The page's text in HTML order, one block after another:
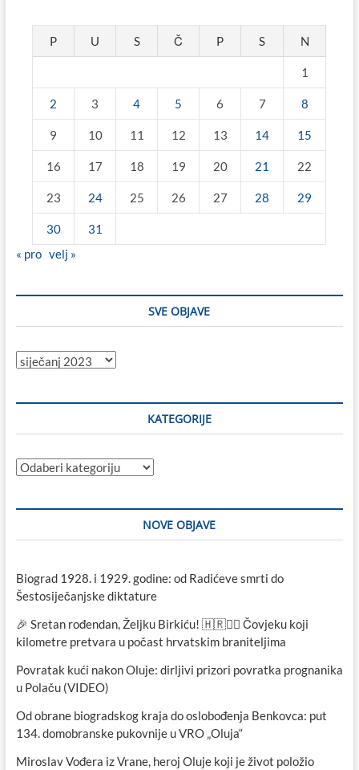
P U S Č P S N
1
2 3 4 5 6 7 8
9 10 11 12 13 14 15
16 17 18 19 20 21 22
23 24 25 26 27 28 29
30
31
« pro velj »
SVE OBJAVE
Sve
KATEGORIJE
Kategorije
NOVE OBJAVE
Biograd 1928. i 1929. godine: od Radićeve smrti do
Šestosiječanjske diktature
🎉 Sretan rođendan, Željku Birkiću! 🇭🇷🏃‍♂️ Čovjeku koji
kilometre pretvara u počast hrvatskim braniteljima
Povratak kući nakon Oluje: dirljivi prizori povratka prognanika
u Polaču (VIDEO)
Od obrane biogradskog kraja do oslobođenja Benkovca: put
134. domobranske pukovnije u VRO „Oluja“
Miroslav Vođera iz Vrane, heroj Oluje koji je život položio